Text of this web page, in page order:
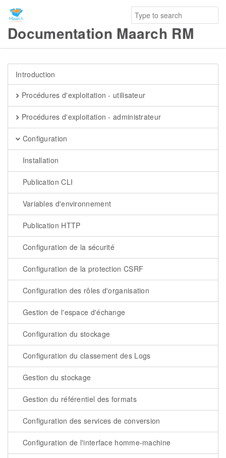
Documentation Maarch RM
Introduction
Procédures d'exploitation - utilisateur
Procédures d'exploitation - administrateur
Configuration
Installation
Publication CLI
Variables d'environnement
Publication HTTP
Configuration de la sécurité
Configuration de la protection CSRF
Configuration des rôles d'organisation
Gestion de l'espace d'échange
Configuration du stockage
Configuration du classement des Logs
Gestion du stockage
Gestion du référentiel des formats
Configuration des services de conversion
Configuration de l'interface homme-machine